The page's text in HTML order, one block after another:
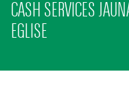
CASH SERVICES
EGLISE